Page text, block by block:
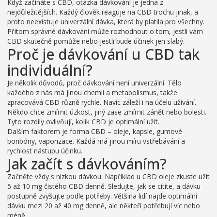
Když začínáte s CBD, otázka dávkování je jedna z
nejdůležitějších. Každý člověk reaguje na CBD trochu jinak, a
proto neexistuje univerzální dávka, která by platila pro všechny.
Přitom správné dávkování může rozhodnout o tom, jestli vám
CBD skutečně pomůže nebo jestli bude účinek jen slabý.
Proč je dávkování u CBD tak
individuální?
Je několik důvodů, proč dávkování není univerzální. Tělo
každého z nás má jinou chemii a metabolismus, takže
zpracovává CBD různě rychle. Navíc záleží i na účelu užívání.
Někdo chce zmírnit úzkost, jiný zase zmírnit zánět nebo bolesti.
Tyto rozdíly ovlivňují, kolik CBD je optimální užít.
Dalším faktorem je forma CBD – oleje, kapsle, gumové
bonbóny, vaporizace. Každá má jinou míru vstřebávání a
rychlost nástupu účinku.
Jak začít s dávkováním?
Začněte vždy s nízkou dávkou. Například u CBD oleje zkuste užít
5 až 10 mg čistého CBD denně. Sledujte, jak se cítíte, a dávku
postupně zvyšujte podle potřeby. Většina lidí najde optimální
dávku mezi 20 až 40 mg denně, ale někteří potřebují víc nebo